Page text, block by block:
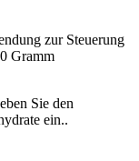
zur Steuerung
Gramm
Sie den
ein..